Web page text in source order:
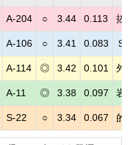
A-204 ○ 3.44 0.113 抜
A-106 ○ 3.41 0.083 Ｓ
A-114 ◎ 3.42 0.101 外
A-11 ◎ 3.38 0.097 岩
S-22 ○ 3.34 0.067 的